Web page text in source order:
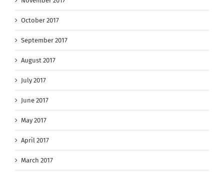
October 2017
September 2017
August 2017
July 2017
June 2017
May 2017
April 2017
March 2017